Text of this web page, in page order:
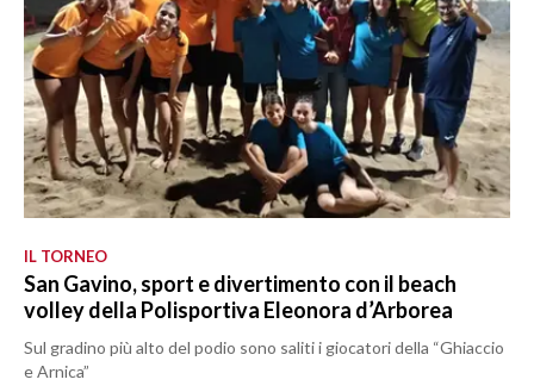
IL TORNEO
San Gavino, sport e divertimento con il beach
volley della Polisportiva Eleonora d’Arborea
Sul gradino più alto del podio sono saliti i giocatori della “Ghiaccio
e Arnica”